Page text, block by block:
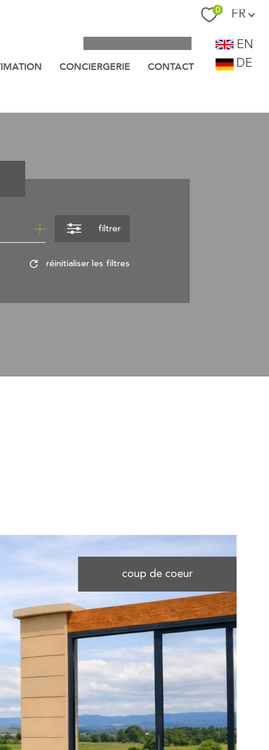
0 Langue
FR
EN
DE
CONCIERGERIE CONTACT
filtrer
réinitialiser les filtres
coup de coeur